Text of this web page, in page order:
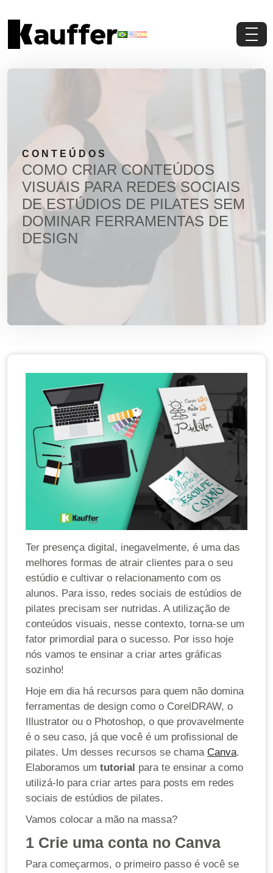
Conteúdos
Materiais Gratuitos
Solicite um Orçamento
CONTEÚDOS
COMO CRIAR CONTEÚDOS
VISUAIS PARA REDES SOCIAIS
DE ESTÚDIOS DE PILATES SEM
DOMINAR FERRAMENTAS DE
DESIGN
Ter presença digital, inegavelmente, é uma das
melhores formas de atrair clientes para o seu
estúdio e cultivar o relacionamento com os
alunos. Para isso, redes sociais de estúdios de
pilates precisam ser nutridas. A utilização de
conteúdos visuais, nesse contexto, torna-se um
fator primordial para o sucesso. Por isso hoje
nós vamos te ensinar a criar artes gráficas
sozinho!
Hoje em dia há recursos para quem não domina
ferramentas de design como o CorelDRAW, o
Illustrator ou o Photoshop, o que provavelmente
é o seu caso, já que você é um profissional de
pilates. Um desses recursos se chama Canva.
Elaboramos um tutorial para te ensinar a como
utilizá-lo para criar artes para posts em redes
sociais de estúdios de pilates.
Vamos colocar a mão na massa?
1 Crie uma conta no Canva
Para começarmos, o primeiro passo é você se